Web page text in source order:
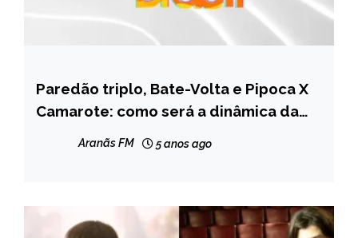
ENTRETENIMENTO
Paredão triplo, Bate-Volta e Pipoca X
Camarote: como será a dinâmica da
Aranãs FM 5 anos ago